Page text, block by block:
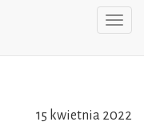
15 kwietnia 2022